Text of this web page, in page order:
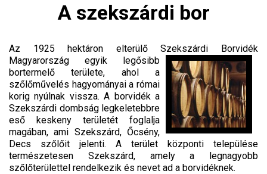
A szekszárdi bor
Az 1925 hektáron elterülő Szekszárdi Borvidék
Magyarország egyik legősibb
bortermelő területe, ahol a
szőlőművelés hagyományai a római
korig nyúlnak vissza. A borvidék a
Szekszárdi dombság legkeletebbre
eső keskeny területét foglalja
magában, ami Szekszárd, Őcsény,
Decs szőlőit jelenti. A terület központi települése
természetesen Szekszárd, amely a legnagyobb
szőlőterülettel rendelkezik és nevet ad a borvidéknek.